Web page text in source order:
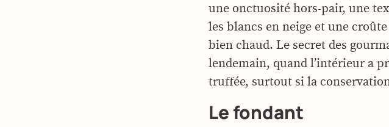
une onctuosité hors-pair, une
les blancs en neige et une
bien chaud. Le secret des
lendemain, quand l’intérieur a
truffée, surtout si la
Le fondant